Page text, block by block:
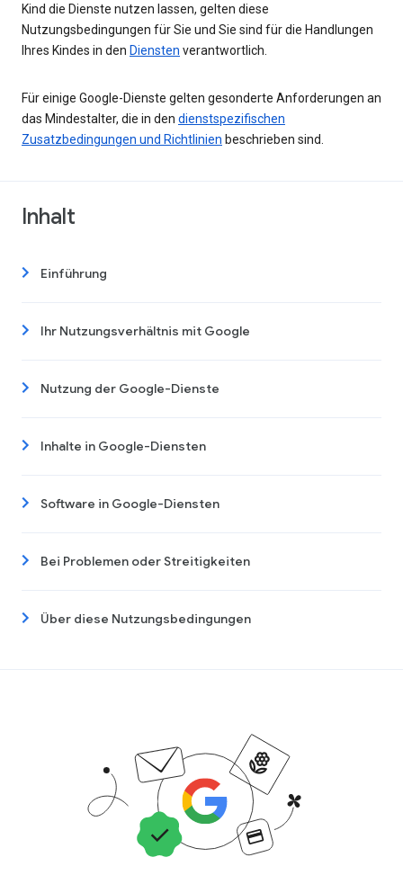
Kind die Dienste nutzen lassen, gelten diese
Nutzungsbedingungen für Sie und Sie sind für die Handlungen
Ihres Kindes in den Diensten verantwortlich.
Für einige Google-Dienste gelten gesonderte Anforderungen an
das Mindestalter, die in den dienstspezifischen
Zusatzbedingungen und Richtlinien beschrieben sind.
Inhalt
Einführung
Ihr Nutzungsverhältnis mit Google
Nutzung der Google-Dienste
Inhalte in Google-Diensten
Software in Google-Diensten
Bei Problemen oder Streitigkeiten
Über diese Nutzungsbedingungen